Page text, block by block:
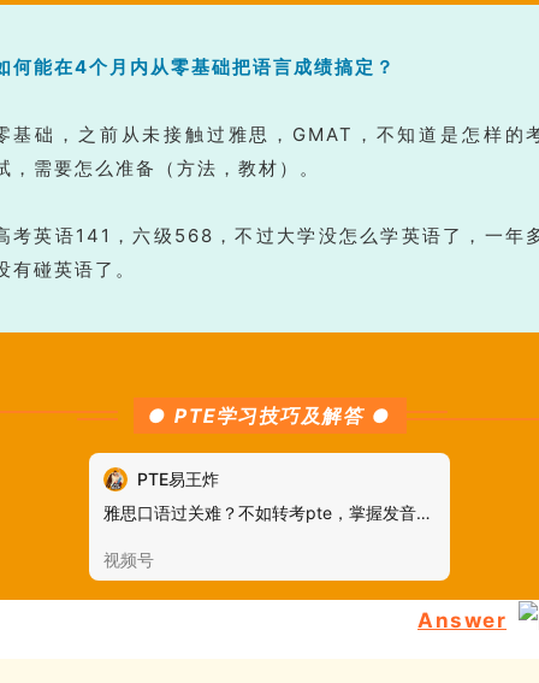
何能在4个月内从零基础把语言成绩搞定？
基础，之前从未接触过雅思，GMAT，不知道是怎样的
，需要怎么准备（方法，教材）。
考英语141，六级568，不过大学没怎么学英语了，一年
有碰英语了。
● PTE学习技巧及解答 ●
PTE易王炸
雅思口语过关难？不如转考pte，掌握发音技巧，轻松拿下！#雅思 #PTE #口语@土澳大叔 @微信时刻
视频号
Answer